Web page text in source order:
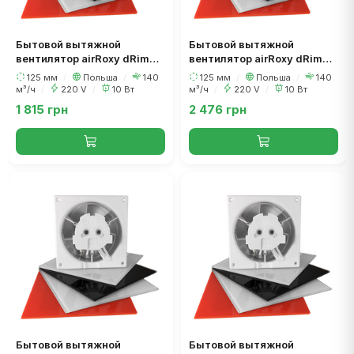
Бытовой вытяжной
вентилятор airRoxy dRim
125 PS BB (Шнурочный
выключатель, подшипник)
125 мм Польша
140
м³/ч
220 V 10 Вт
1 815 грн
Бытовой вытяжной
вентилятор airRoxy dRim
125 RMS BB (Сенсор
движения, таймер,
125 мм Польша
140
м³/ч
220 V 10 Вт
2 476 грн
Бытовой вытяжной
Бытовой вытяжной